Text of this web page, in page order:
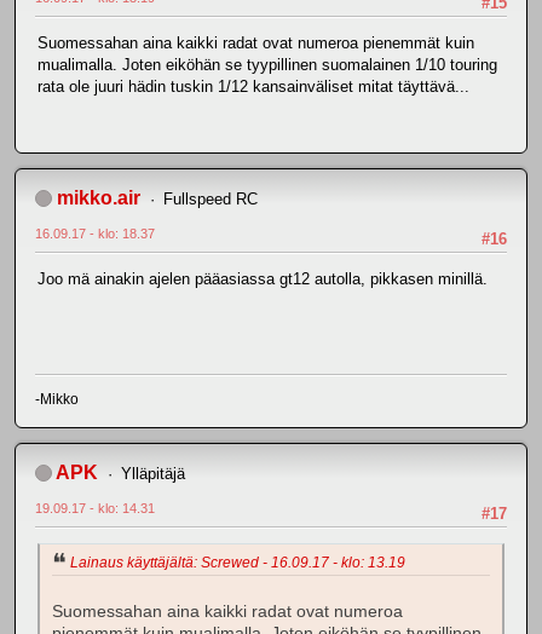
Suomessahan aina kaikki radat ovat numeroa pienemmät kuin
mualimalla. Joten eiköhän se tyypillinen suomalainen 1/10 touring
rata ole juuri hädin tuskin 1/12 kansainväliset mitat täyttävä...
mikko.air Fullspeed RC
#16
16.09.17 - klo: 18.37
Joo mä ainakin ajelen pääasiassa gt12 autolla, pikkasen minillä.
-Mikko
APK Ylläpitäjä
#17
19.09.17 - klo: 14.31
Lainaus käyttäjältä: Screwed - 16.09.17 - klo: 13.19
Suomessahan aina kaikki radat ovat numeroa